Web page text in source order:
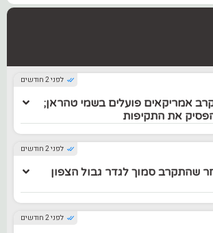
לפני 2 חודשים
אמריקאים פועלים בשמי טהראן;
את התקיפות
לפני 2 חודשים
שהתקרב סמוך לגדר גבול הצפון
לפני 2 חודשים